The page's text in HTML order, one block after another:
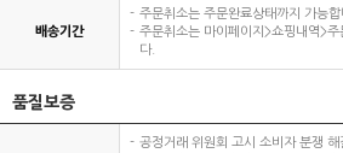
배송기간
주문취소는 주문완료상태까지 가능합
주문취소는 마이페이지>쇼핑내역>
다.
품질보증
공정거래 위원회 고시 소비자 분쟁